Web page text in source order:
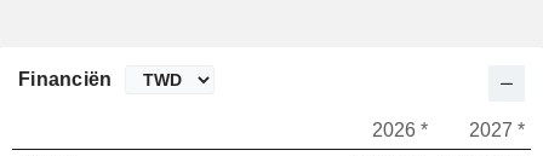
Financiën
2026 *
2027 *